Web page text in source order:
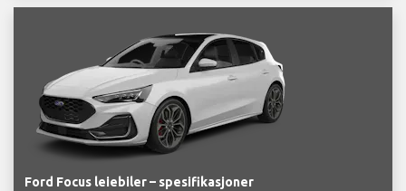
Ford Focus leiebiler – spesifikasjoner